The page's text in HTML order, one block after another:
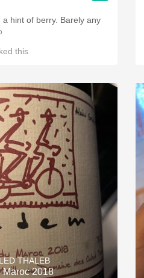
a hint of berry. Barely any
this
THALEB
Maroc 2018